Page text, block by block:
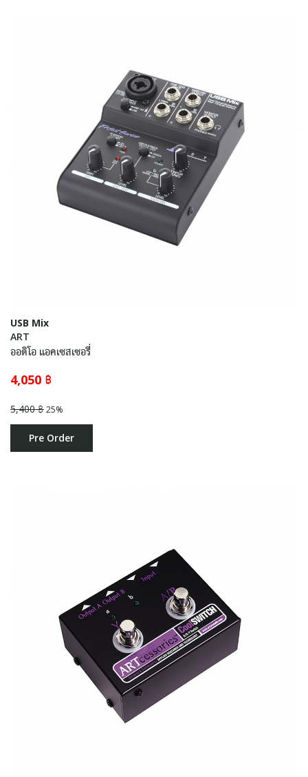
USB Mix
ART
ออดิโอ แอคเซสเซอรี่
4,050 ฿
5,400 ฿25%
Pre Order